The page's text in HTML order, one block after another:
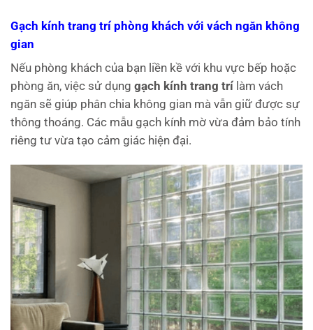
Gạch kính trang trí phòng khách với vách ngăn không
gian
Nếu phòng khách của bạn liền kề với khu vực bếp hoặc
phòng ăn, việc sử dụng gạch kính trang trí làm vách
ngăn sẽ giúp phân chia không gian mà vẫn giữ được sự
thông thoáng. Các mẫu gạch kính mờ vừa đảm bảo tính
riêng tư vừa tạo cảm giác hiện đại.